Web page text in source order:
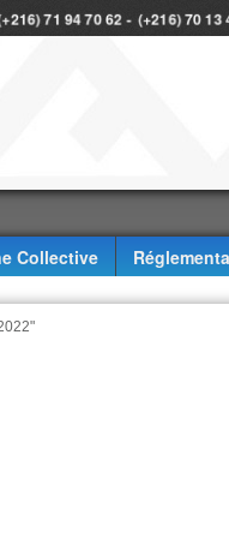
71 94 70 62 - (+216) 70 13
Collective